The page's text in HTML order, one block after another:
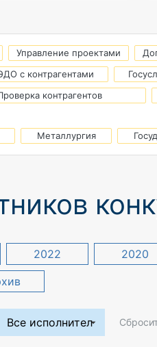
Управление проектами
с контрагентами
контрагентов
Металлургия
2022 2020